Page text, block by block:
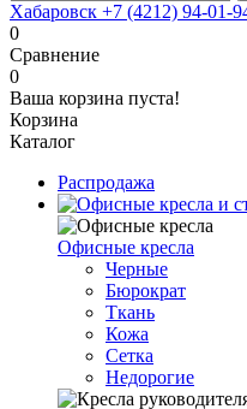
Хабаровск +7 (4212) 94-01-
0
Сравнение
0
Ваша корзина пуста!
Корзина
Каталог
Распродажа
Офисные кресла
Черные
Бюрократ
Ткань
Кожа
Сетка
Недорогие